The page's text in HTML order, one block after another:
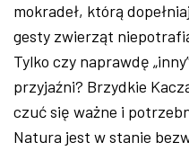
mokradeł, którą
gesty zwierząt
Tylko czy naprawdę
przyjaźni? Brzydkie
czuć się ważne i
Natura jest w stanie